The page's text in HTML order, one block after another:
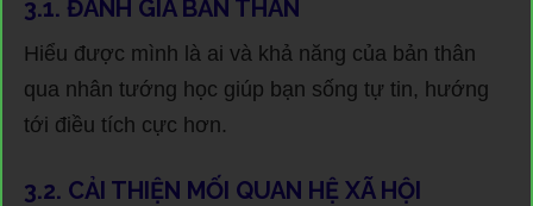
3.1. ĐÁNH GIÁ BẢN THÂN
Hiểu được mình là ai và khả năng của bản thân
qua nhân tướng học giúp bạn sống tự tin, hướng
tới điều tích cực hơn.
3.2. CẢI THIỆN MỐI QUAN HỆ XÃ HỘI